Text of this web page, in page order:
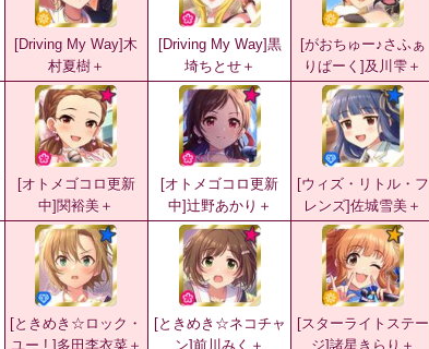
[Driving My Way]木
村夏樹＋
[Driving My Way]黒
埼ちとせ＋
[がおちゅー♪さふぁ
りぱーく]及川雫＋
[オトメゴコロ更新
中]関裕美＋
[オトメゴコロ更新
中]辻野あかり＋
[ウィズ・リトル・フ
レンズ]佐城雪美＋
[ときめき☆ロック・
ユー ! ]多田李衣菜＋
[ときめき☆ネコチャ
ン]前川みく＋
[スターライトステー
ジ]諸星きらり＋